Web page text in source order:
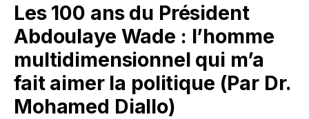
Les 100 ans du Président
Abdoulaye Wade : l’homme
multidimensionnel qui m’a
fait aimer la politique (Par Dr.
Mohamed Diallo)